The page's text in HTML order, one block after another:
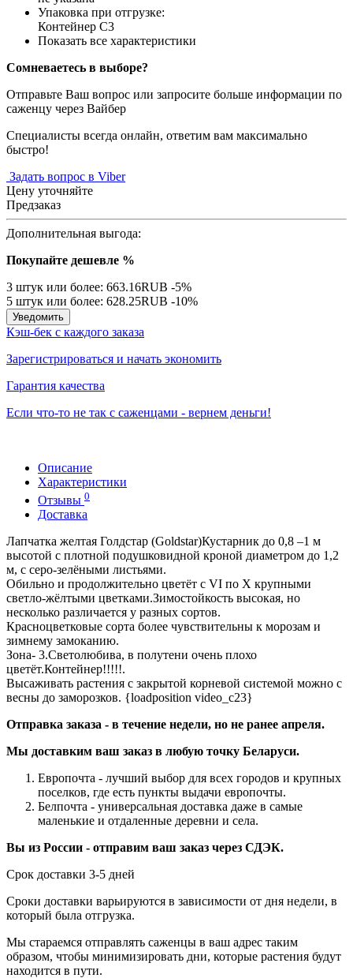
Упаковка при отгрузке:
Контейнер С3
Показать все характеристики
Сомневаетесь в выборе?
Отправьте Ваш вопрос или запросите больше информации по
саженцу через Вайбер
Специалисты всегда онлайн, ответим вам максимально
быстро!
Задать вопрос в Viber
Цену уточняйте
Предзаказ
Дополнительная выгода:
Покупайте дешевле %
3 штук или более: 663.16RUB -5%
5 штук или более: 628.25RUB -10%
Уведомить
Кэш-бек с каждого заказа
Зарегистрироваться и начать экономить
Гарантия качества
Если что-то не так с саженцами - вернем деньги!
Описание
Характеристики
Отзывы 0
Доставка
Лапчатка желтая Голдстар (Goldstar)Кустарник до 0,8 –1 м
высотой с плотной подушковидной кроной диаметром до 1,2
м, с серо-зелёными листьями.
Обильно и продолжительно цветёт с VІ по Х крупными
светло-жёлтыми цветками.Зимостойкость высокая, но
несколько различается у разных сортов.
Красноцветковые сорта более чувствительны к морозам и
зимнему замоканию.
Зона- 3.Светолюбива, в полутени очень плохо
цветёт.Контейнер!!!!!.
Высаживать растения с закрытой корневой системой можно с
весны до заморозков. {loadposition video_c23}
Отправка заказа - в течение недели, но не ранее апреля.
Мы доставким ваш заказ в любую точку Беларуси.
Европочта - лучший выбор для всех городов и крупных
поселков, где есть пункты выдачи европочты.
Белпочта - универсальная доставка даже в самые
маленькие и отдаленные деревни и села.
Вы из России - отправим ваш заказ через СДЭК.
Срок доставки 3-5 дней
Сроки доставки варьируются в зависимости от дня недели, в
который была отгрузка.
Мы стараемся отправлять саженцы в ваш адрес таким
образом, чтобы минимизировать дни, которые растения будут
находится в пути.